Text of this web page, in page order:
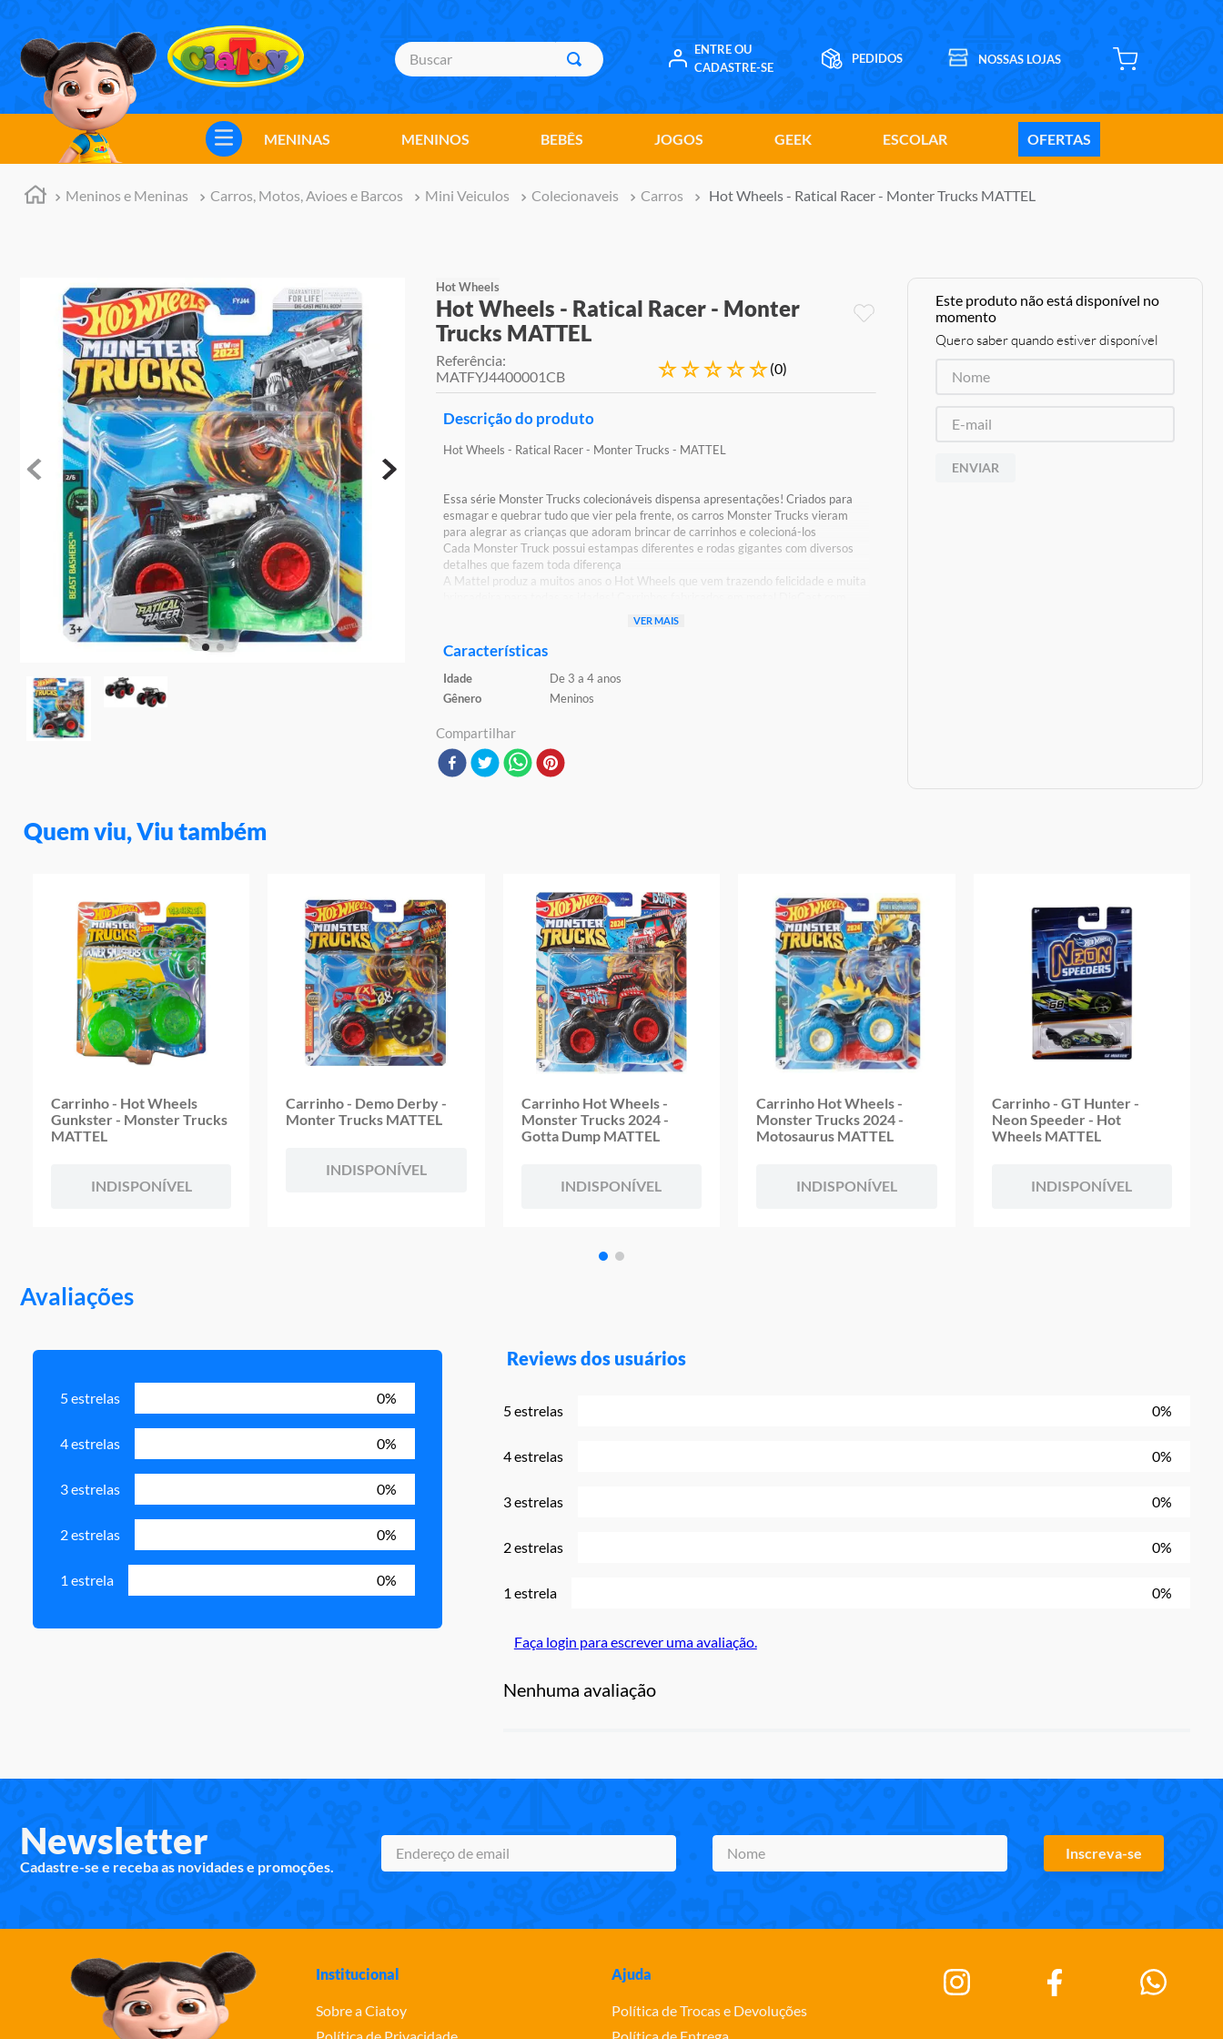
Buscar
ENTRE OU
CADASTRE-SE
MENINAS MENINOS BEBÊS JOGOS GEEK ESCOLAR OFERTAS
Meninos e Meninas Carros, Motos, Avioes e Barcos Mini Veiculos Colecionaveis Carros Hot Wheels - Ratical Racer - Monter Trucks MATTEL
Hot Wheels
Hot Wheels - Ratical Racer - Monter
Trucks MATTEL
Referência:
MATFYJ4400001CB
☆☆☆☆☆(0)
Descrição do produto
Hot Wheels - Ratical Racer - Monter Trucks - MATTEL
Essa série Monster Trucks colecionáveis dispensa apresentações! Criados para
esmagar e quebrar tudo que vier pela frente, os carros Monster Trucks vieram
para alegrar as crianças que adoram brincar de carrinhos e colecioná-los
Cada Monster Truck possui estampas diferentes e rodas gigantes com diversos
detalhes que fazem toda diferença
A Mattel produz a muitos anos o Hot Wheels que vem trazendo felicidade e muita
Certificação: Certificado Pelos Órgãos Autorizados - OCP`S(Organismos De
Certificação De Produtos)
Características:
Conteúdo da Embalagem: 1 Carrinho
Composição / Material: Plástico e Metal
Comprimento Aproximado Do Carrinho:9,5 cm
Aviso: As cores podem variar entre as imagens mostradas acima e o produto
Imagens meramente ilustrativas
Garantia: 3 Meses Contra Defeito De Fabricação
VER MAIS
Características
Idade
De 3 a 4 anos
Gênero
Meninos
Compartilhar
Este produto não está disponível no
momento
Quero saber quando estiver disponível
ENVIAR
Quem viu, Viu também
Carrinho - Hot Wheels
Gunkster - Monster Trucks
MATTEL
INDISPONÍVEL
Carrinho - Demo Derby -
Monter Trucks MATTEL
INDISPONÍVEL
Carrinho Hot Wheels -
Monster Trucks 2024 -
Gotta Dump MATTEL
INDISPONÍVEL
Carrinho Hot Wheels -
Monster Trucks 2024 -
Motosaurus MATTEL
INDISPONÍVEL
Carrinho - GT Hunter -
Neon Speeder - Hot
Wheels MATTEL
INDISPONÍVEL
Avaliações
5 estrelas 0%
4 estrelas 0%
3 estrelas 0%
2 estrelas 0%
1 estrela 0%
Reviews dos usuários
5 estrelas 0%
4 estrelas 0%
3 estrelas 0%
2 estrelas 0%
1 estrela 0%
Faça login para escrever uma avaliação.
Nenhuma avaliação
Newsletter
Cadastre-se e receba as novidades e promoções.
Inscreva-se
Institucional
Sobre a Ciatoy
Política de Privacidade
Ajuda
Política de Trocas e Devoluções
Política de Entrega
TERMOS MAIS BUSCADOS
meninos
marvel legends
barbie
boneca
pokemon
rainbow high